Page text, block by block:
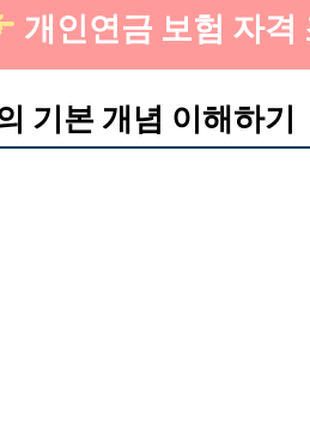
개인연금 보험 자격
기본 개념 이해하기